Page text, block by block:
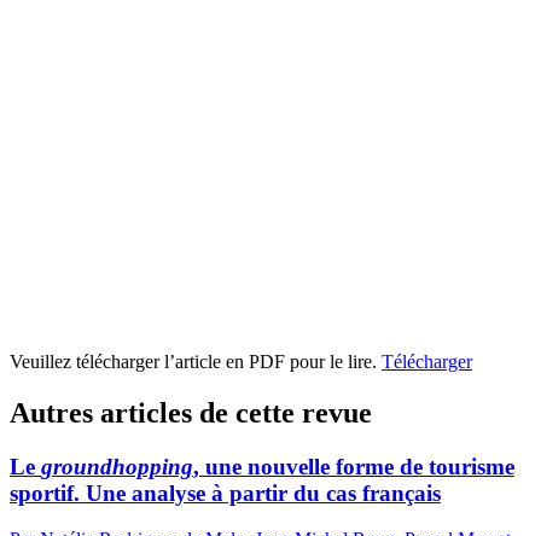
Veuillez télécharger l’article en PDF pour le lire. Télécharger
Autres articles de cette revue
Le groundhopping, une nouvelle forme de tourisme
sportif. Une analyse à partir du cas français